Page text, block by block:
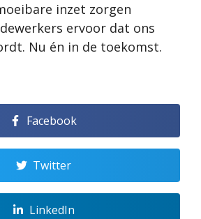
inzet zorgen
ervoor dat ons
Nu én in de toekomst.
Facebook
Twitter
LinkedIn